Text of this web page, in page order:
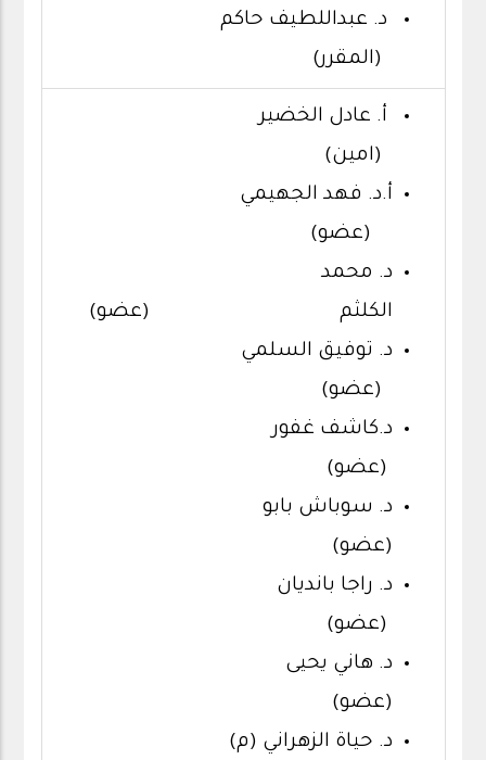
د. عبداللطيف حاكم
(المقرر)
أ. عادل الخضير
(امين)
أ.د. فهد الجهيمي
(عضو)
د. محمد
الكلثم (عضو)
د. توفيق السلمي
(عضو)
د.كاشف غفور
(عضو)
د. سوباش بابو
(عضو)
د. راجا بانديان
(عضو)
د. هاني يحيى
(عضو)
د. حياة الزهراني (م)